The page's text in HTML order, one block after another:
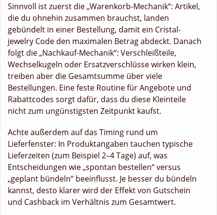
Sinnvoll ist zuerst die „Warenkorb-Mechanik“: Artikel,
die du ohnehin zusammen brauchst, landen
gebündelt in einer Bestellung, damit ein Cristal-
jewelry Code den maximalen Betrag abdeckt. Danach
folgt die „Nachkauf-Mechanik“: Verschleißteile,
Wechselkugeln oder Ersatzverschlüsse wirken klein,
treiben aber die Gesamtsumme über viele
Bestellungen. Eine feste Routine für Angebote und
Rabattcodes sorgt dafür, dass du diese Kleinteile
nicht zum ungünstigsten Zeitpunkt kaufst.
Achte außerdem auf das Timing rund um
Lieferfenster: In Produktangaben tauchen typische
Lieferzeiten (zum Beispiel 2–4 Tage) auf, was
Entscheidungen wie „spontan bestellen“ versus
„geplant bündeln“ beeinflusst. Je besser du bündeln
kannst, desto klarer wird der Effekt von Gutschein
und Cashback im Verhältnis zum Gesamtwert.